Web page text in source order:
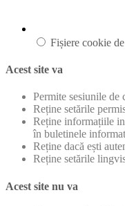
Fișiere cookie
Acest site va
Permite sesiunile de
Reține setările
Reține informațiile
în buletinele
Reține dacă ești
Reține setările
Acest site nu va